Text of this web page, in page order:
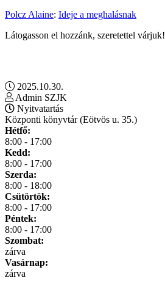
Polcz Alaine: Ideje a meghalásnak
Látogasson el hozzánk, szeretettel várjuk!
2025.10.30.
Admin SZJK
Nyitvatartás
Központi könyvtár (Eötvös u. 35.)
Hétfő:
8:00 - 17:00
Kedd:
8:00 - 17:00
Szerda:
8:00 - 18:00
Csütörtök:
8:00 - 17:00
Péntek:
8:00 - 17:00
Szombat:
zárva
Vasárnap:
zárva